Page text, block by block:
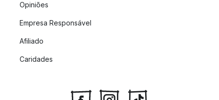
Opiniões
Empresa Responsável
Afiliado
Caridades